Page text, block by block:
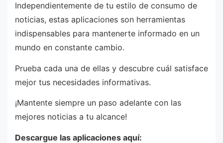
Independientemente de tu estilo de consumo de
noticias, estas aplicaciones son herramientas
indispensables para mantenerte informado en un
mundo en constante cambio.
Prueba cada una de ellas y descubre cuál satisface
mejor tus necesidades informativas.
¡Mantente siempre un paso adelante con las
mejores noticias a tu alcance!
Descargue las aplicaciones aquí: